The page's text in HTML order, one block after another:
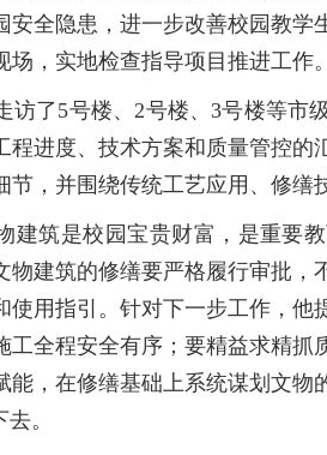
安全隐患，进一步改善校园教
场，实地检查指导项目推进工作
访了5号楼、2号楼、3号楼等市
程进度、技术方案和质量管控
节，并围绕传统工艺应用、修缮
建筑是校园宝贵财富，是重要
物建筑的修缮要严格履行审批
使用指引。针对下一步工作，
工全程安全有序；要精益求精
能，在修缮基础上系统谋划文物
。